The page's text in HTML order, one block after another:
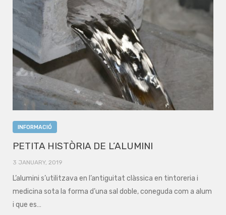
INFORMACIÓ
PETITA HISTÒRIA DE L’ALUMINI
3 JANUARY, 2019
L’alumini s’utilitzava en l’antiguitat clàssica en tintoreria i
medicina sota la forma d’una sal doble, coneguda com a alum
i que es…